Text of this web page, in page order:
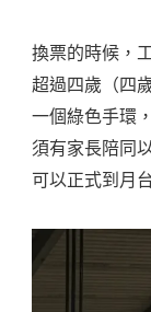
換票的時候，
超過四歲（四
一個綠色手環
須有家長陪同
可以正式到月